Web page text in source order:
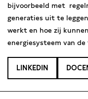
bijvoorbeeld met
generaties uit te
werkt en hoe zij
energiesysteem van
LINKEDIN